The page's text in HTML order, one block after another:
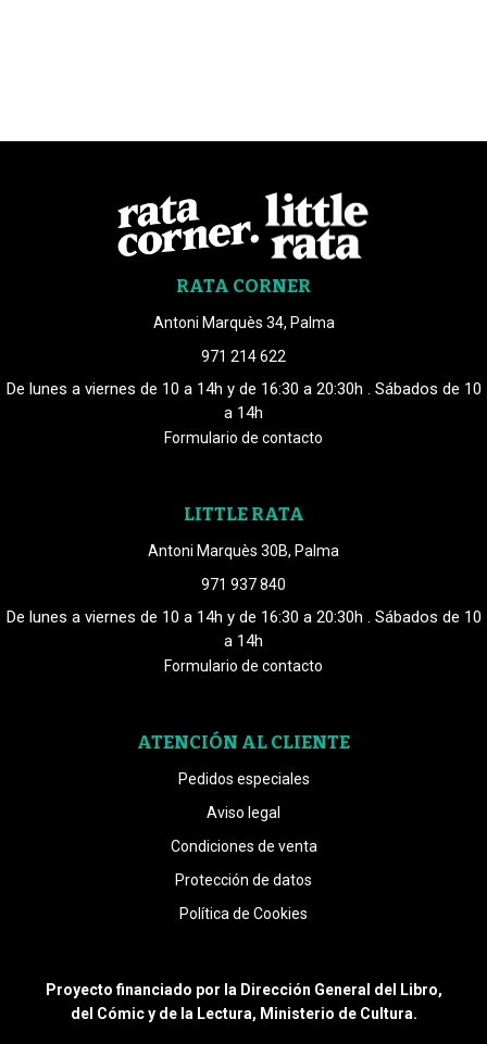
RATA CORNER
Antoni Marquès 34, Palma
971 214 622
De lunes a viernes de 10 a 14h y de 16:30 a 20:30h . Sábados de 10
a 14h
Formulario de contacto
LITTLE RATA
Antoni Marquès 30B, Palma
971 937 840
De lunes a viernes de 10 a 14h y de 16:30 a 20:30h . Sábados de 10
a 14h
Formulario de contacto
ATENCIÓN AL CLIENTE
Pedidos especiales
Aviso legal
Condiciones de venta
Protección de datos
Política de Cookies
Proyecto financiado por la Dirección General del Libro,
del Cómic y de la Lectura, Ministerio de Cultura.